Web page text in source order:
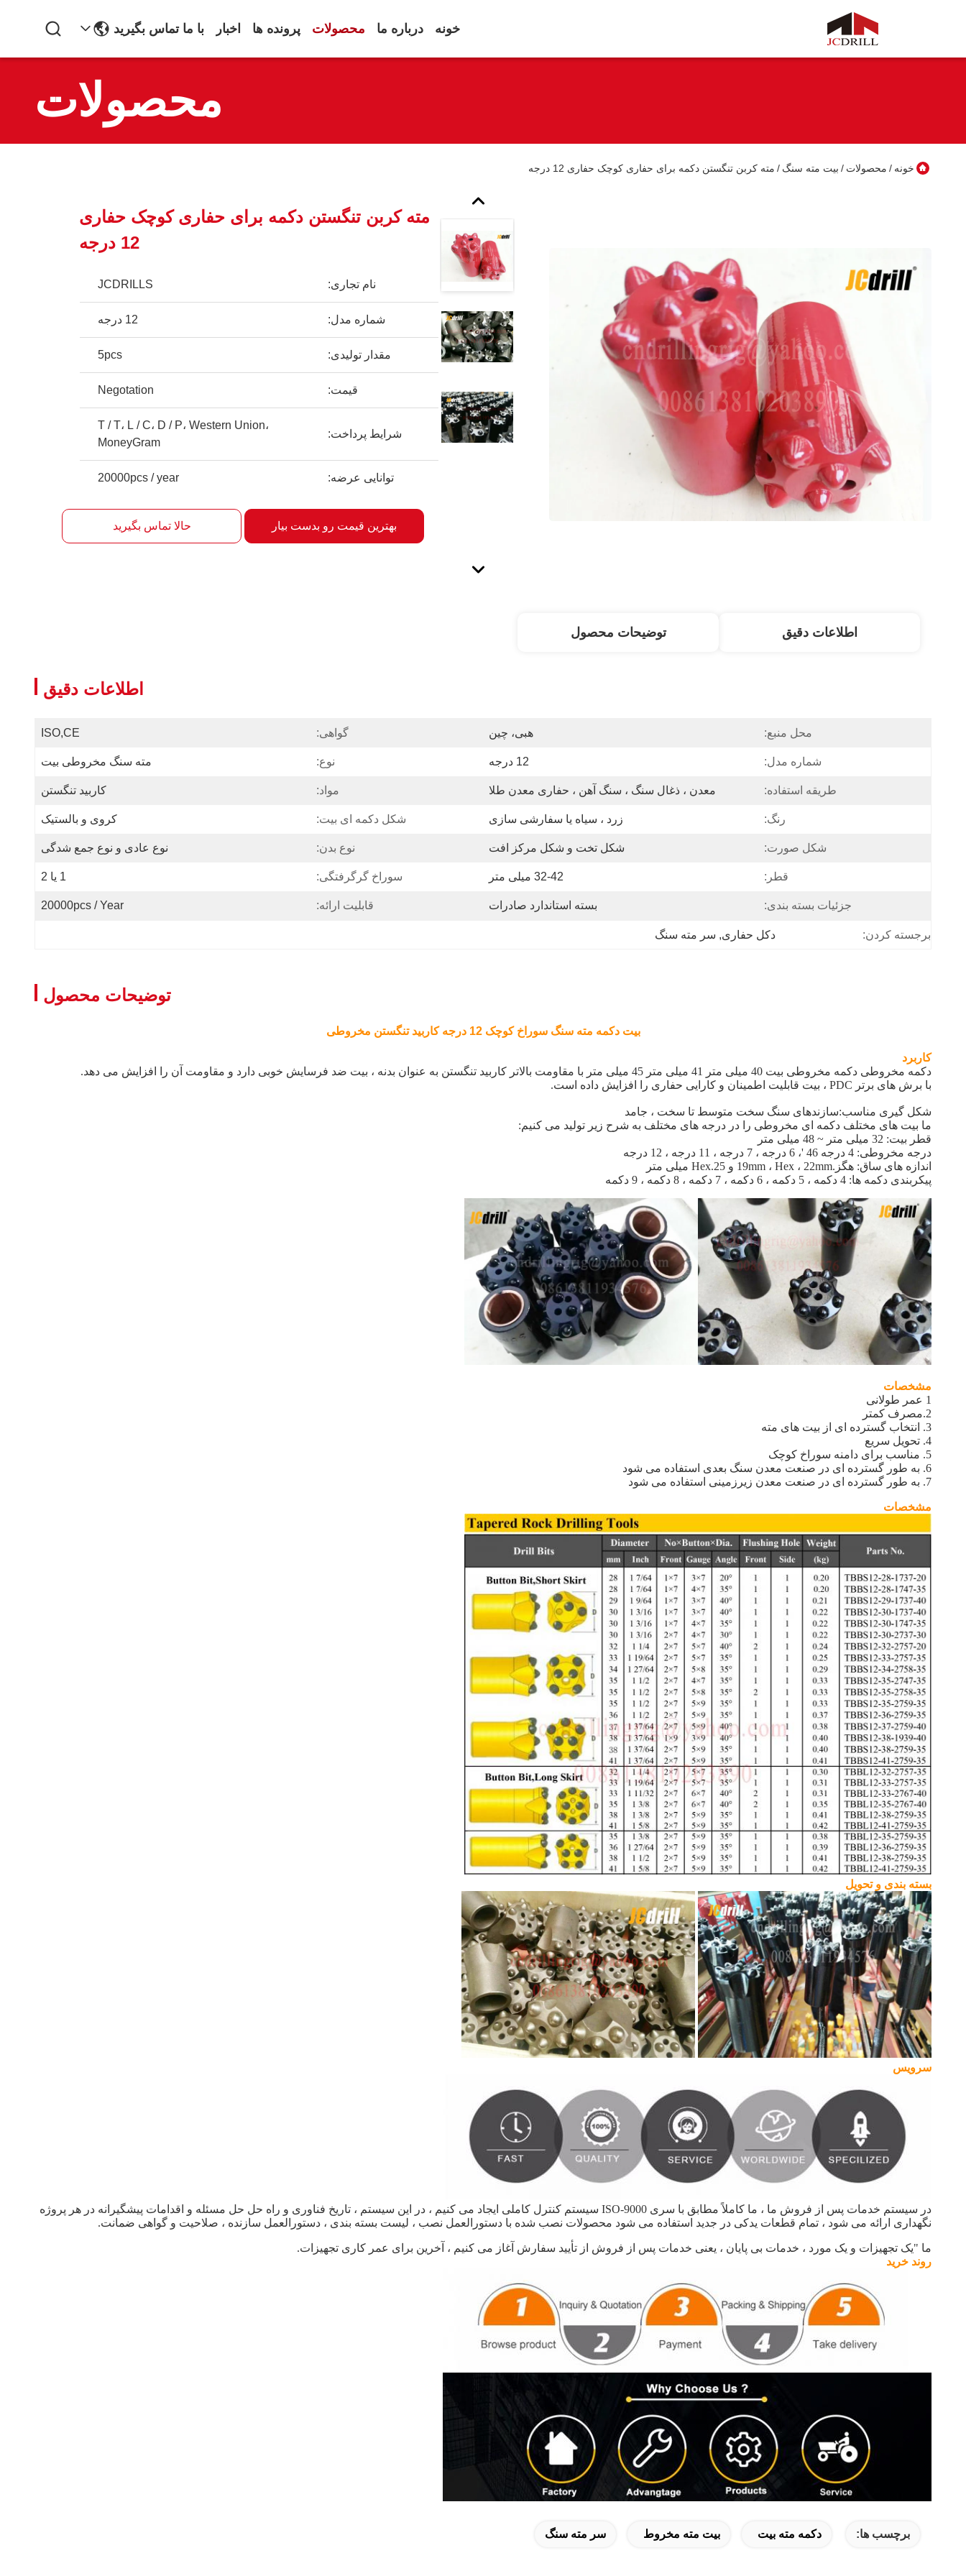
خونه درباره ما محصولات پرونده ها اخبار با ما تماس بگیرید
محصولات
خونه / محصولات / بیت مته سنگ / مته کربن تنگستن دکمه برای حفاری کوچک حفاری 12 درجه
مته کربن تنگستن دکمه برای حفاری کوچک حفاری
12 درجه
نام تجاری: JCDRILLS
شماره مدل: 12 درجه
مقدار تولیدی: 5pcs
قیمت: Negotation
شرایط پرداخت:
T / T، L / C، D / P، Western Union،
MoneyGram
توانایی عرضه: 20000pcs / year
بهترین قیمت رو بدست بیار حالا تماس بگیرید
اطلاعات دقیق توضیحات محصول
اطلاعات دقیق
محل منبع: هبی، چین گواهی: ISO,CE
شماره مدل: 12 درجه نوع: مته سنگ مخروطی بیت
طریقه استفاده: معدن ، ذغال سنگ ، سنگ آهن ، حفاری معدن طلا مواد: کاربید تنگستن
رنگ: زرد ، سیاه یا سفارشی سازی شکل دکمه ای بیت: کروی و بالستیک
شکل صورت: شکل تخت و شکل مرکز افت نوع بدن: نوع عادی و نوع جمع شدگی
قطر: 32-42 میلی متر سوراخ گرگرفتگی: 1 یا 2
جزئیات بسته بندی: بسته استاندارد صادرات قابلیت ارائه: 20000pcs / Year
برجسته کردن: دکل حفاری, سر مته سنگ
توضیحات محصول
بیت دکمه مته سنگ سوراخ کوچک 12 درجه کاربید تنگستن مخروطی
کاربرد
دکمه مخروطی دکمه مخروطی بیت 40 میلی متر 41 میلی متر 45 میلی متر با مقاومت بالاتر کاربید تنگستن به عنوان بدنه ، بیت ضد فرسایش خوبی دارد و مقاومت آن را افزایش می دهد.
با برش های برتر PDC ، بیت قابلیت اطمینان و کارایی حفاری را افزایش داده است.
شکل گیری مناسب:سازندهای سنگ سخت متوسط ​​تا سخت ، جامد
ما بیت های مختلف دکمه ای مخروطی را در درجه های مختلف به شرح زیر تولید می کنیم:
قطر بیت: 32 میلی متر ~ 48 میلی متر
درجه مخروطی: 4 درجه 46 '، 6 درجه ، 7 درجه ، 11 درجه ، 12 درجه
اندازه های ساق: هگز.19mm ، Hex ، 22mm و Hex.25 میلی متر
پیکربندی دکمه ها: 4 دکمه ، 5 دکمه ، 6 دکمه ، 7 دکمه ، 8 دکمه ، 9 دکمه
مشخصات
1 عمر طولانی
2.مصرف کمتر
3. انتخاب گسترده ای از بیت های مته
4. تحویل سریع
5. مناسب برای دامنه سوراخ کوچک
6. به طور گسترده ای در صنعت معدن سنگ بعدی استفاده می شود
7. به طور گسترده ای در صنعت معدن زیرزمینی استفاده می شود
مشخصات
بسته بندی و تحویل
سرویس
در سیستم خدمات پس از فروش ما ، ما کاملاً مطابق با سری ISO-9000 سیستم کنترل کاملی ایجاد می کنیم ، در این سیستم ، تاریخ فناوری و راه حل حل مسئله و اقدامات پیشگیرانه در هر پروژه
نگهداری ارائه می شود ، تمام قطعات یدکی در جدید استفاده می شود محصولات نصب شده با دستورالعمل نصب ، لیست بسته بندی ، دستورالعمل سازنده ، صلاحیت و گواهی ضمانت.
ما "یک تجهیزات و یک مورد ، خدمات بی پایان ، یعنی خدمات پس از فروش از تأیید سفارش آغاز می کنیم ، آخرین برای عمر کاری تجهیزات.
روند خرید
برچسب ها: دکمه مته بیت بیت مته مخروط سر مته سنگ